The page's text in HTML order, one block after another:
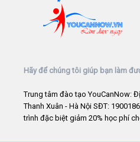
Hãy để chúng tôi giúp bạn làm
Trung tâm đào tạo YouCanNow:
Thanh Xuân - Hà Nội SĐT:
trình đặc biệt giảm 20% học phí